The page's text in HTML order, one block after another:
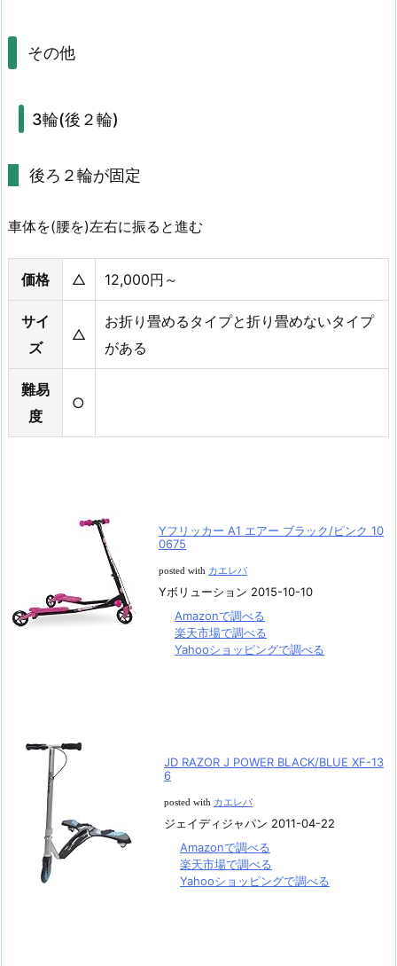
その他
3輪(後２輪)
後ろ２輪が固定
車体を(腰を)左右に振ると進む
価格 △ 12,000円～
サイ
ズ
△
お折り畳めるタイプと折り畳めないタイプ
がある
難易
度
○
Yフリッカー A1 エアー ブラック/ピンク 10
0675
posted with カエレバ
Yボリューション 2015-10-10
Amazonで調べる
楽天市場で調べる
Yahooショッピングで調べる
JD RAZOR J POWER BLACK/BLUE XF-13
6
posted with カエレバ
ジェイディジャパン 2011-04-22
Amazonで調べる
楽天市場で調べる
Yahooショッピングで調べる